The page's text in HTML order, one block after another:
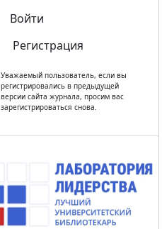
Войти
Регистрация
Уважаемый пользователь, если вы
регистрировались в предыдущей
версии сайта журнала, просим вас
зарегистрироваться снова.